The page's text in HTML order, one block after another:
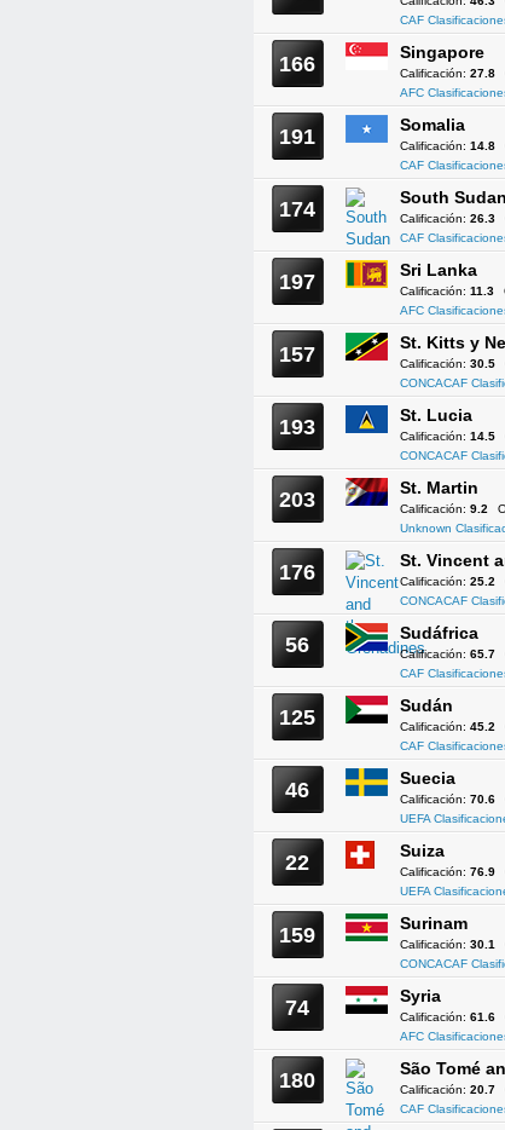
CAF
166 Singapore
Calificación: 27.8
AFC
191 Somalia
Calificación: 14.8
CAF
174 South Sudan
Calificación: 26.3
CAF
197 Sri Lanka
Calificación: 11.3
AFC
157 St. Kitts y
Calificación: 30.5
CONCACAF
193 St. Lucia
Calificación: 14.5
CONCACAF
203 St. Martin
Calificación: 9.2
Unknown
176 St. Vincent
Calificación: 25.2
CONCACAF
56 Sudáfrica
Calificación: 65.7
CAF
125 Sudán
Calificación: 45.2
CAF
46 Suecia
Calificación: 70.6
UEFA
22 Suiza
Calificación: 76.9
UEFA
159 Surinam
Calificación: 30.1
CONCACAF
74 Syria
Calificación: 61.6
AFC
180 São Tomé
Calificación: 20.7
CAF